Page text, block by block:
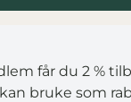
512 GB
får du 2 %
bruke som